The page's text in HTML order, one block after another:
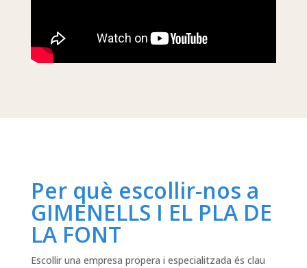
Per què escollir-nos a
GIMENELLS I EL PLA DE
LA FONT
Escollir una empresa propera i especialitzada és clau